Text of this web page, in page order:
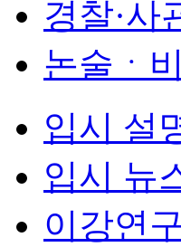
경찰·사
논술ㆍ
입시 설
입시 뉴
이강연